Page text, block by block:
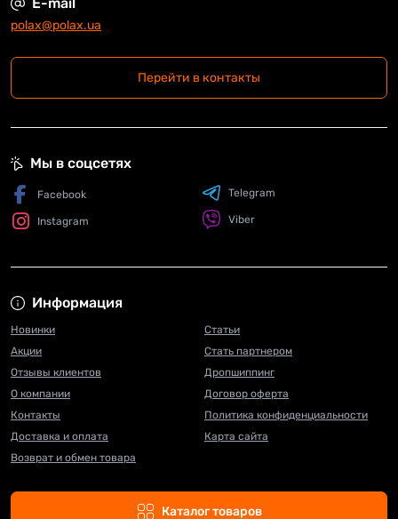
E-mail
polax@polax.ua
Перейти в контакты
Информация
Новинки
Акции
Отзывы клиентов
О компании
Контакты
Доставка и оплата
Возврат и обмен товара
Статьи
Стать партнером
Дропшиппинг
Договор оферта
Политика конфиденциальности
Карта сайта
Каталог товаров
Мы в соцсетях
Facebook
Instagram
Telegram
Viber